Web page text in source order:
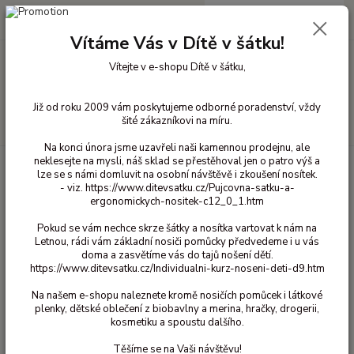
+420 603 818 836
0 Kč
Bavlněné oblečení pro děti
Body bavlna s dlouhým rukávem
vel. 50/56
Body zavinovací Iobio - Hvězdičky 50/56
Body zavinovací Iobio - Hvězdičky
50/56
Vítáme Vás v Dítě v šátku!
Vítejte v e-shopu Dítě v šátku,
Již od roku 2009 vám poskytujeme odborné poradenství, vždy
šité zákazníkovi na míru.
Na konci února jsme uzavřeli naši kamennou prodejnu, ale
neklesejte na mysli, náš sklad se přestěhoval jen o patro výš a
lze se s námi domluvit na osobní návštěvě i zkoušení nosítek.
- viz. https://www.ditevsatku.cz/Pujcovna-satku-a-
ergonomickych-nositek-c12_0_1.htm
Pokud se vám nechce skrze šátky a nosítka vartovat k nám na
Letnou, rádi vám základní nosiči pomůcky předvedeme i u vás
doma a zasvětíme vás do tajů nošení dětí.
https://www.ditevsatku.cz/Individualni-kurz-noseni-deti-d9.htm
Na našem e-shopu naleznete kromě nosičích pomůcek i látkové
plenky, dětské oblečení z biobavlny a merina, hračky, drogerii,
kosmetiku a spoustu dalšího.
Těšíme se na Vaši návštěvu!